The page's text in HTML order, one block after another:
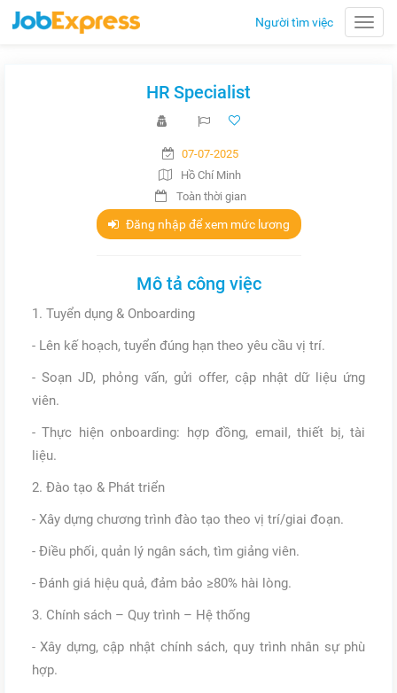
Toggle
Người tìm việc
HR Specialist
07-07-2025
Hồ Chí Minh
Toàn thời gian
Đăng nhập để xem mức lương
Mô tả công việc
1. Tuyển dụng & Onboarding
- Lên kế hoạch, tuyển đúng hạn theo yêu cầu vị trí.
- Soạn JD, phỏng vấn, gửi offer, cập nhật dữ liệu ứng
viên.
- Thực hiện onboarding: hợp đồng, email, thiết bị, tài
liệu.
2. Đào tạo & Phát triển
- Xây dựng chương trình đào tạo theo vị trí/giai đoạn.
- Điều phối, quản lý ngân sách, tìm giảng viên.
- Đánh giá hiệu quả, đảm bảo ≥80% hài lòng.
3. Chính sách – Quy trình – Hệ thống
- Xây dựng, cập nhật chính sách, quy trình nhân sự phù
hợp.